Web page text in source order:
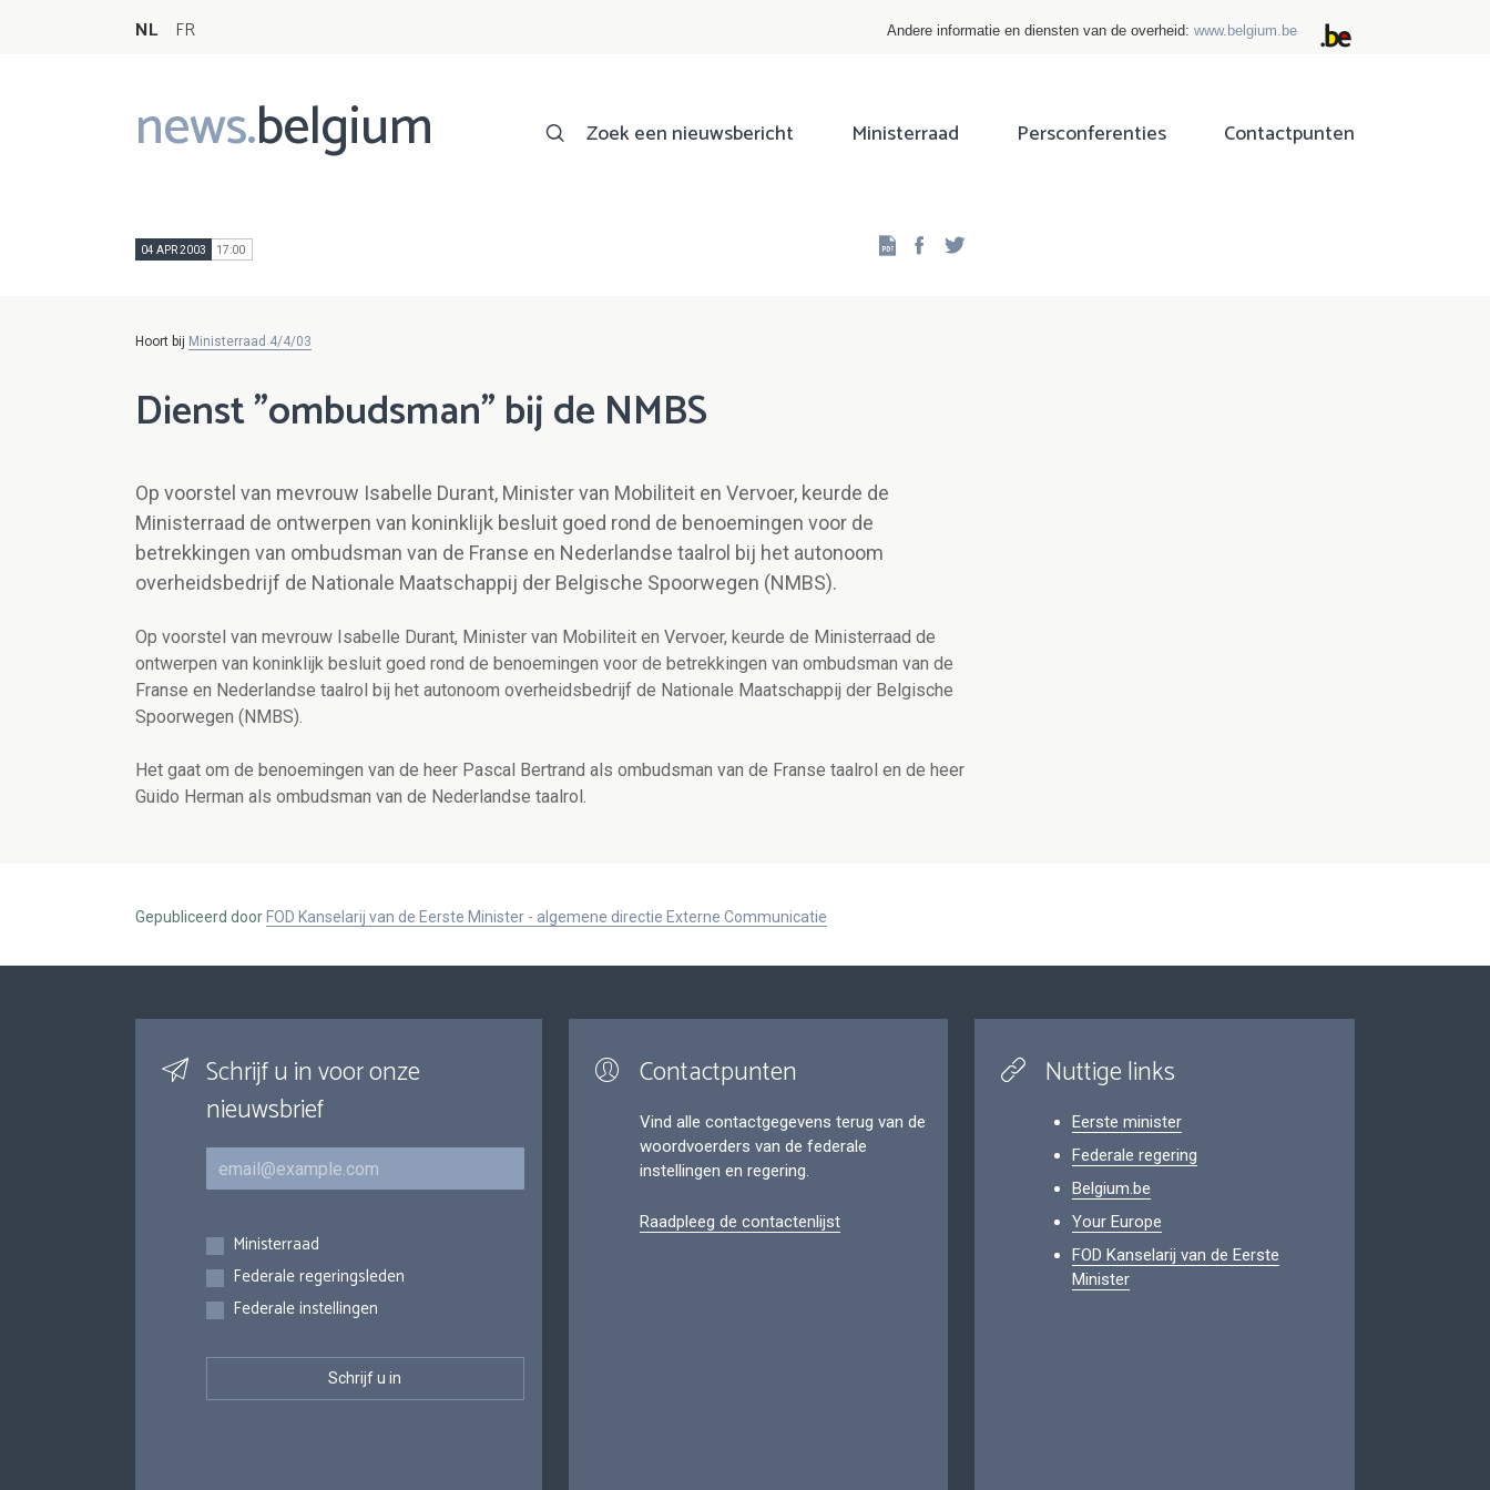
NL FR Andere informatie en diensten van de overheid: www.belgium.be
news.belgium
Main
navigation
Zoek een nieuwsbericht Ministerraad Persconferenties Contactpunten
04 APR 2003 17:00 Facebook
Hoort bij Ministerraad 4/4/03
Dienst "ombudsman" bij de NMBS
Op voorstel van mevrouw Isabelle Durant, Minister van Mobiliteit en Vervoer, keurde de
Ministerraad de ontwerpen van koninklijk besluit goed rond de benoemingen voor de
betrekkingen van ombudsman van de Franse en Nederlandse taalrol bij het autonoom
overheidsbedrijf de Nationale Maatschappij der Belgische Spoorwegen (NMBS).
Op voorstel van mevrouw Isabelle Durant, Minister van Mobiliteit en Vervoer, keurde de Ministerraad de
ontwerpen van koninklijk besluit goed rond de benoemingen voor de betrekkingen van ombudsman van de
Franse en Nederlandse taalrol bij het autonoom overheidsbedrijf de Nationale Maatschappij der Belgische
Spoorwegen (NMBS).
Het gaat om de benoemingen van de heer Pascal Bertrand als ombudsman van de Franse taalrol en de heer
Guido Herman als ombudsman van de Nederlandse taalrol.
Gepubliceerd door FOD Kanselarij van de Eerste Minister - algemene directie Externe Communicatie
Schrijf u in voor onze
nieuwsbrief
E-mail
Inschrijvingen
Ministerraad
Federale regeringsleden
Federale instellingen
Contactpunten
Vind alle contactgegevens terug van de
woordvoerders van de federale
instellingen en regering.
Raadpleeg de contactenlijst
Nuttige links
Eerste minister
Federale regering
Belgium.be
Your Europe
FOD Kanselarij van de Eerste
Minister